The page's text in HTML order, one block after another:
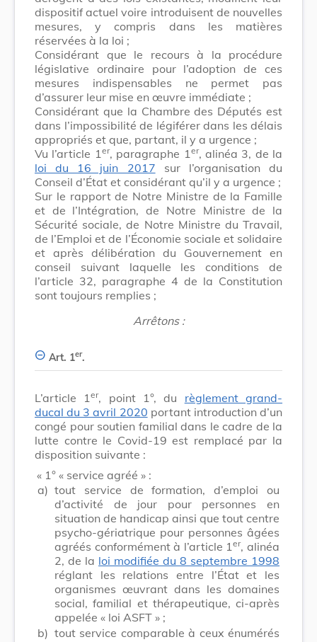
dispositif actuel voire introduisent de nouvelles
mesures, y compris dans les matières
réservées à la loi ;
Considérant que le recours à la procédure
législative ordinaire pour l’adoption de ces
mesures indispensables ne permet pas
d’assurer leur mise en œuvre immédiate ;
Considérant que la Chambre des Députés est
dans l’impossibilité de légiférer dans les délais
appropriés et que, partant, il y a urgence ;
Vu l’article 1 er, paragraphe 1 er, alinéa 3, de la
loi du 16 juin 2017 sur l’organisation du
Conseil d’État et considérant qu’il y a urgence ;
Sur le rapport de Notre Ministre de la Famille
et de l’Intégration, de Notre Ministre de la
Sécurité sociale, de Notre Ministre du Travail,
de l’Emploi et de l’Économie sociale et solidaire
et après délibération du Gouvernement en
conseil suivant laquelle les conditions de
l’article 32, paragraphe 4 de la Constitution
sont toujours remplies ;
Arrêtons :
Art. 1er.
L’article 1er, point 1°, du règlement grand-
ducal du 3 avril 2020 portant introduction d’un
congé pour soutien familial dans le cadre de la
lutte contre le Covid-19 est remplacé par la
disposition suivante :
« 1° « service agréé » :
a) tout service de formation, d’emploi ou
d’activité de jour pour personnes en
situation de handicap ainsi que tout centre
psycho-gériatrique pour personnes âgées
agréés conformément à l’article 1er, alinéa
2, de la loi modifiée du 8 septembre 1998
réglant les relations entre l’État et les
organismes œuvrant dans les domaines
social, familial et thérapeutique, ci-après
appelée « loi ASFT » ;
b) tout service comparable à ceux énumérés